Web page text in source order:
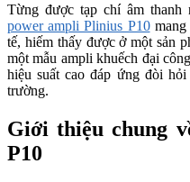
Từng được tạp chí âm thanh
power ampli Plinius P10mang
tế, hiếm thấy được ở một sản
một mẫu ampli khuếch đại
hiệu suất cao đáp ứng đòi
trường.
Giới thiệu chung
P10